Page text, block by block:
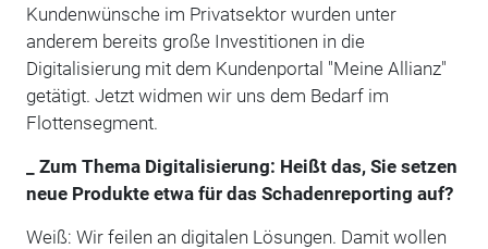
Kundenwünsche im Privatsektor wurden unter
anderem bereits große Investitionen in die
Digitalisierung mit dem Kundenportal "Meine Allianz"
getätigt. Jetzt widmen wir uns dem Bedarf im
Flottensegment.
_ Zum Thema Digitalisierung: Heißt das, Sie setzen
neue Produkte etwa für das Schadenreporting auf?
Weiß: Wir feilen an digitalen Lösungen. Damit wollen